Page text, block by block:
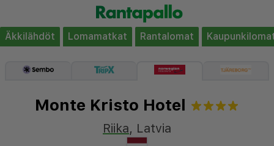
Äkkilähdöt Lomamatkat Rantalomat
Monte Kristo Hotel
Riika, Latvia